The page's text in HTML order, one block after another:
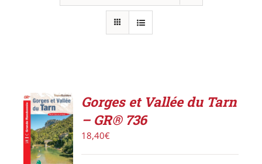
AJOUTER
AU
PANIER
/
DÉTAILS
Gorges et Vallée du Tarn
– GR® 736
18,40€